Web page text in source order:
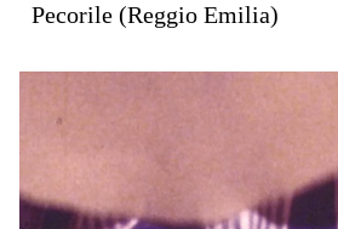
Pecorile (Reggio Emilia)